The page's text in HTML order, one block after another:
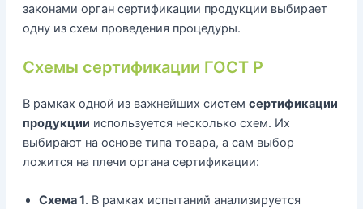
законами орган сертификации продукции выбирает
одну из схем проведения процедуры.
Схемы сертификации ГОСТ Р
В рамках одной из важнейших систем сертификации
продукции используется несколько схем. Их
выбирают на основе типа товара, а сам выбор
ложится на плечи органа сертификации:
Схема 1. В рамках испытаний анализируется